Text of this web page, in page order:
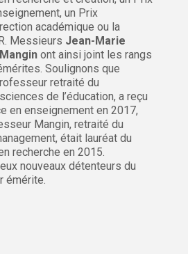
un Prix
académique ou la
Messieurs Jean-Marie
ont ainsi joint les rangs
Soulignons que
retraité du
de l’éducation, a reçu
en enseignement en 2017,
Mangin, retraité du
était lauréat du
recherche en 2015.
nouveaux détenteurs du
émérite.